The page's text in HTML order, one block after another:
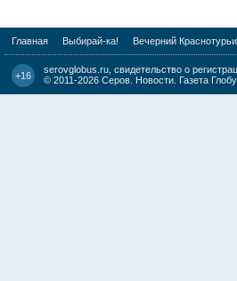
Главная Выбирай-ка! Вечерний
+16
serovglobus.ru, свидетельство о
© 2011-2026 Серов. Новости. Газета